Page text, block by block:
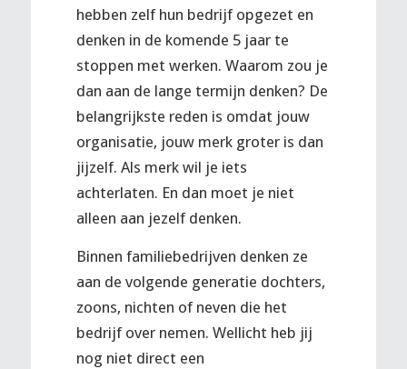
hebben zelf hun bedrijf opgezet en
denken in de komende 5 jaar te
stoppen met werken. Waarom zou je
dan aan de lange termijn denken? De
belangrijkste reden is omdat jouw
organisatie, jouw merk groter is dan
jijzelf. Als merk wil je iets
achterlaten. En dan moet je niet
alleen aan jezelf denken.
Binnen familiebedrijven denken ze
aan de volgende generatie dochters,
zoons, nichten of neven die het
bedrijf over nemen. Wellicht heb jij
nog niet direct een